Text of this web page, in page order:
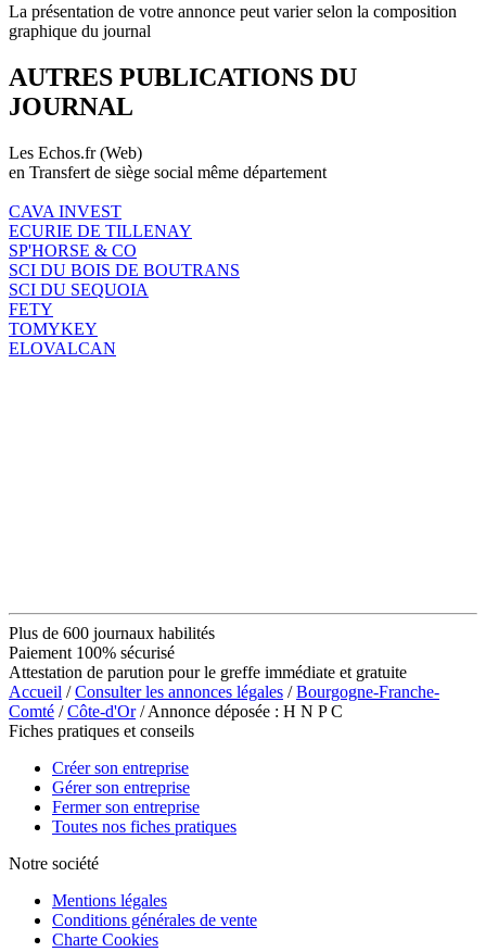
La présentation de votre annonce peut varier selon la composition
graphique du journal
AUTRES PUBLICATIONS DU
JOURNAL
Les Echos.fr (Web)
en Transfert de siège social même département
CAVA INVEST
ECURIE DE TILLENAY
SP'HORSE & CO
SCI DU BOIS DE BOUTRANS
SCI DU SEQUOIA
FETY
TOMYKEY
ELOVALCAN
Plus de 600 journaux habilités
Paiement 100% sécurisé
Attestation de parution pour le greffe immédiate et gratuite
Accueil /Consulter les annonces légales /Bourgogne-Franche-
Comté /Côte-d'Or/ Annonce déposée : H N P C
Fiches pratiques et conseils
Créer son entreprise
Gérer son entreprise
Fermer son entreprise
Toutes nos fiches pratiques
Notre société
Mentions légales
Conditions générales de vente
Charte Cookies